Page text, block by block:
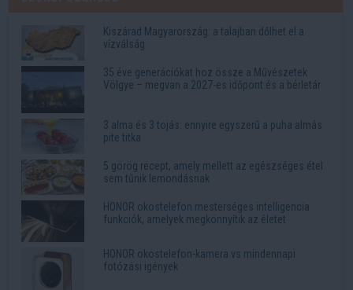
Kiszárad Magyarország: a talajban dőlhet el a
vízválság
35 éve generációkat hoz össze a Művészetek
Völgye – megvan a 2027-es időpont és a bérletár
3 alma és 3 tojás: ennyire egyszerű a puha almás
pite titka
5 görög recept, amely mellett az egészséges étel
sem tűnik lemondásnak
HONOR okostelefon mesterséges intelligencia
funkciók, amelyek megkönnyítik az életet
HONOR okostelefon-kamera vs mindennapi
fotózási igények